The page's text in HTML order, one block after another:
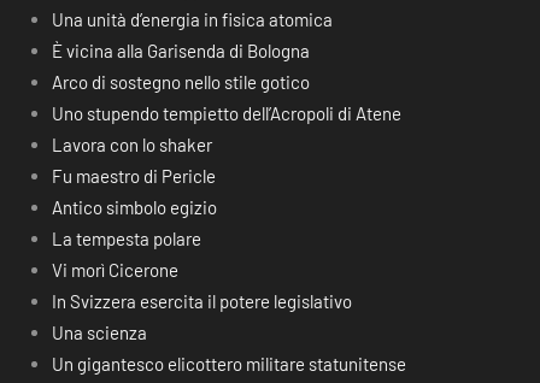
Una unità d’energia in fisica atomica
È vicina alla Garisenda di Bologna
Arco di sostegno nello stile gotico
Uno stupendo tempietto dell’Acropoli di Atene
Lavora con lo shaker
Fu maestro di Pericle
Antico simbolo egizio
La tempesta polare
Vi morì Cicerone
In Svizzera esercita il potere legislativo
Una scienza
Un gigantesco elicottero militare statunitense